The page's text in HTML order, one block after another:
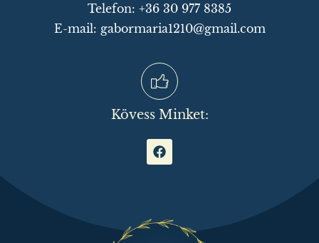
Telefon: +36 30 977 8385
E-mail: gabormaria1210@gmail.com
Kövess Minket: